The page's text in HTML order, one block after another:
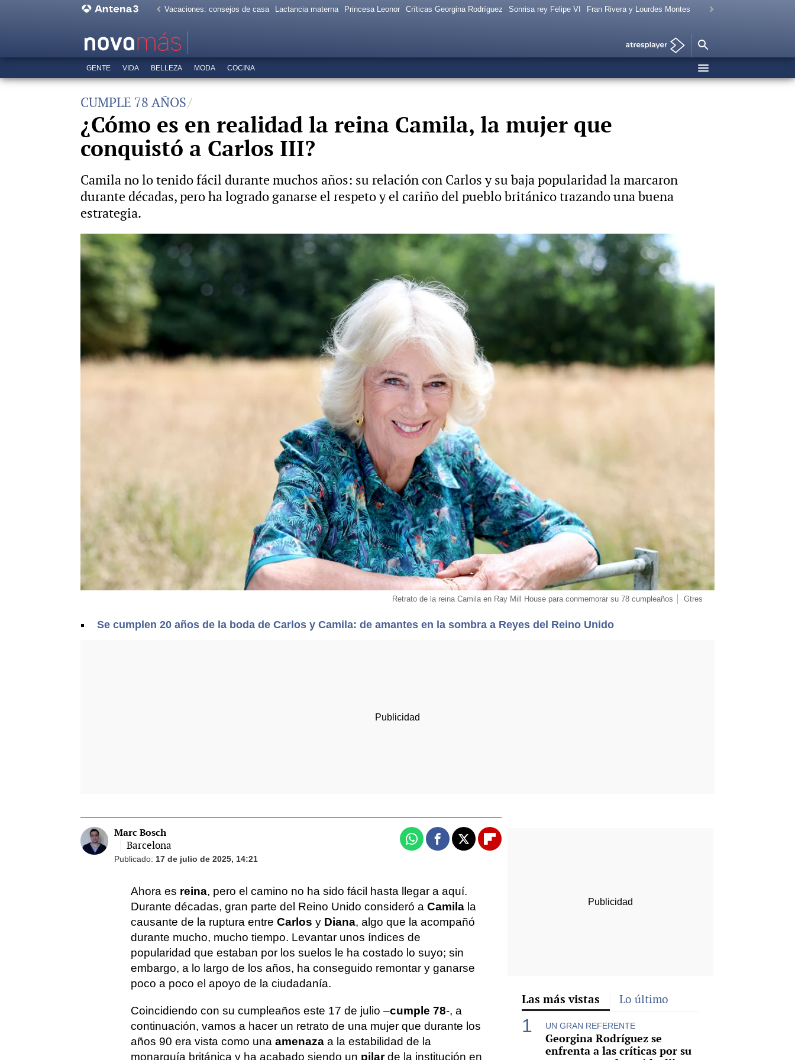
Vacaciones: consejos de casa Lactancia materna Princesa Leonor Críticas Georgina Rodríguez Sonrisa rey Felipe VI Fran Rivera y Lourdes Montes
GENTE VIDA BELLEZA MODA COCINA
CUMPLE 78 AÑOS
¿Cómo es en realidad la reina Camila, la mujer que
conquistó a Carlos III?
Camila no lo tenido fácil durante muchos años: su relación con Carlos y su baja popularidad la marcaron
durante décadas, pero ha logrado ganarse el respeto y el cariño del pueblo británico trazando una buena
estrategia.
Retrato de la reina Camila en Ray Mill House para conmemorar su 78 cumpleaños Gtres
Se cumplen 20 años de la boda de Carlos y Camila: de amantes en la sombra a Reyes del Reino Unido
Marc Bosch
Barcelona
Publicado: 17 de julio de 2025, 14:21
WhatsappFacebook
X Flipboard
Ahora es reina, pero el camino no ha sido fácil hasta llegar a aquí.
Durante décadas, gran parte del Reino Unido consideró a Camila la
causante de la ruptura entre Carlos y Diana, algo que la acompañó
durante mucho, mucho tiempo. Levantar unos índices de
popularidad que estaban por los suelos le ha costado lo suyo; sin
embargo, a lo largo de los años, ha conseguido remontar y ganarse
poco a poco el apoyo de la ciudadanía.
Coincidiendo con su cumpleaños este 17 de julio –cumple 78-, a
continuación, vamos a hacer un retrato de una mujer que durante los
años 90 era vista como una amenaza a la estabilidad de la
monarquía británica y ha acabado siendo un pilarde la institución en
Las más vistas Lo último
UN GRAN REFERENTE
Georgina Rodríguez se
enfrenta a las críticas por su